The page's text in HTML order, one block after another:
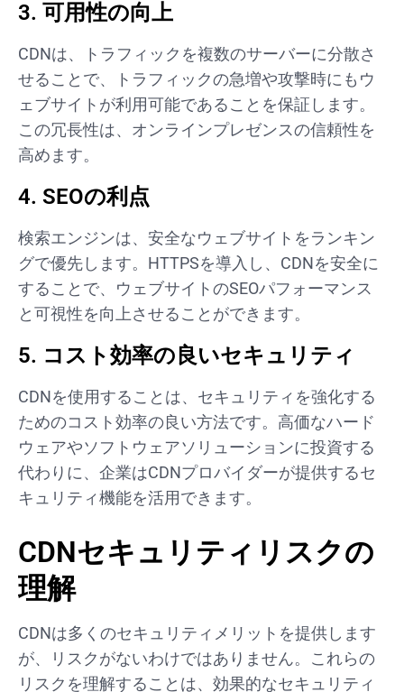
3. 可用性の向上
CDNは、トラフィックを複数のサーバーに分散さ
せることで、トラフィックの急増や攻撃時にもウ
ェブサイトが利用可能であることを保証します。
この冗長性は、オンラインプレゼンスの信頼性を
高めます。
4. SEOの利点
検索エンジンは、安全なウェブサイトをランキン
グで優先します。HTTPSを導入し、CDNを安全に
することで、ウェブサイトのSEOパフォーマンス
と可視性を向上させることができます。
5. コスト効率の良いセキュリティ
CDNを使用することは、セキュリティを強化する
ためのコスト効率の良い方法です。高価なハード
ウェアやソフトウェアソリューションに投資する
代わりに、企業はCDNプロバイダーが提供するセ
キュリティ機能を活用できます。
CDNセキュリティリスクの
理解
CDNは多くのセキュリティメリットを提供します
が、リスクがないわけではありません。これらの
リスクを理解することは、効果的なセキュリティ